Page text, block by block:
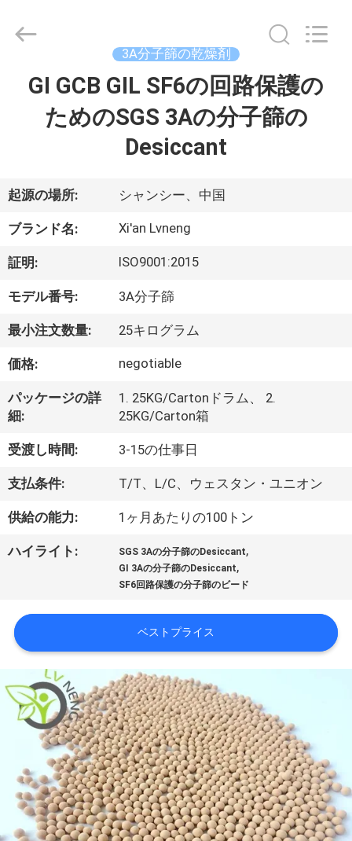
製
品
動
画
VR
シ
私
た
に
つ
い
て
工
場
見
2018
Purification
3A分子篩の乾燥剤
GI GCB GIL SF6の回路保護の
ためのSGS 3Aの分子篩の
Desiccant
起源の場所: シャンシー、中国
ブランド名: Xi'an Lvneng
証明: ISO9001:2015
モデル番号: 3A分子篩
最小注文数量: 25キログラム
価格: negotiable
パッケージの詳
細:
1. 25KG/Cartonドラム、 2.
25KG/Carton箱
受渡し時間: 3-15の仕事日
支払条件: T/T、L/C、ウェスタン・ユニオン
供給の能力: 1ヶ月あたりの100トン
ハイライト: SGS 3Aの分子篩のDesiccant,
GI 3Aの分子篩のDesiccant,
SF6回路保護の分子篩のビード
ベストプライス